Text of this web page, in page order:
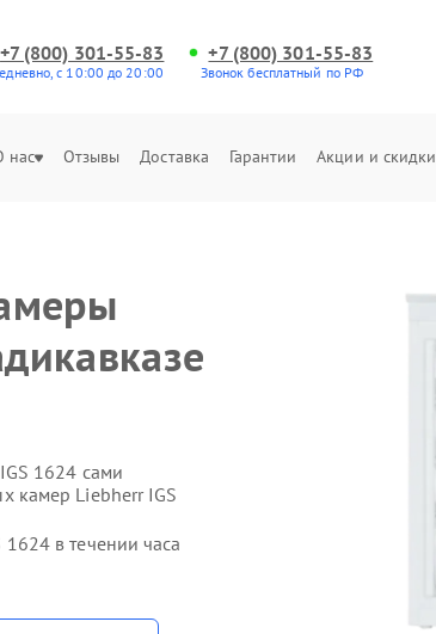
+7 (800) 301-55-83
с 10:00 до 20:00
+7 (800) 301-55-83
Звонок бесплатный по РФ
нас Отзывы Доставка Гарантии Акции и скидки
1624 сами
камер Liebherr IGS
в течении часа